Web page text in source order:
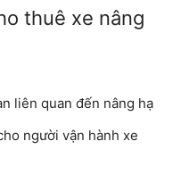
thuê xe nâng
liên quan đến nâng hạ
người vận hành xe